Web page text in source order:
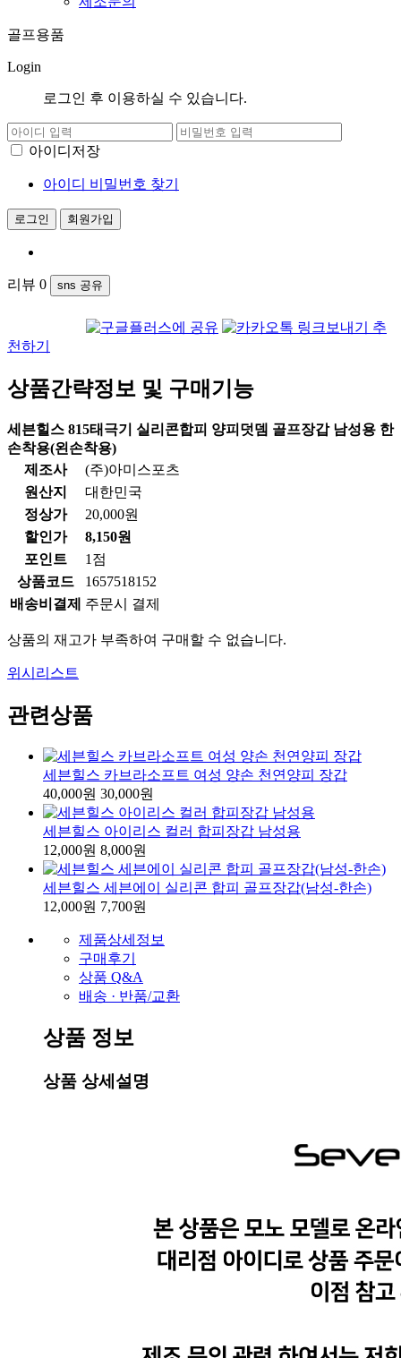
골프용품
Login
로그인 후 이용하실 수 있습니다.
아이디저장
아이디 비밀번호 찾기
리뷰 0 sns 공유
추
천하기
상품간략정보 및 구매기능
세븐힐스 815태극기 실리콘합피 양피덧뎀 골프장갑 남성용 한
손착용(왼손착용)
제조사
(주)아미스포츠
원산지
대한민국
정상가
20,000원
할인가
8,150원
포인트
1점
상품코드
1657518152
배송비결제
주문시 결제
상품의 재고가 부족하여 구매할 수 없습니다.
위시리스트
관련상품
세븐힐스 카브라소프트 여성 양손 천연양피 장갑
40,000원 30,000원
세븐힐스 아이리스 컬러 합피장갑 남성용
12,000원 8,000원
세븐힐스 세븐에이 실리콘 합피 골프장갑(남성-한손)
12,000원 7,700원
제품상세정보
구매후기
상품 Q&A
배송 · 반품/교환
상품 정보
상품 상세설명